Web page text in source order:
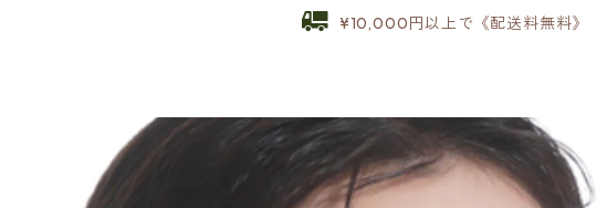
¥10,000円以上で《配送料無料》